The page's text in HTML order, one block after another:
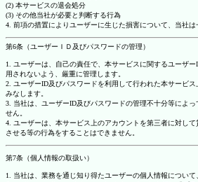
(2) 本サービスの退会処分
(3) その他当社が必要と判断する行為
4. 前項の措置によりユーザーに生じた損害について、当社は
第6条（ユーザーＩＤ及びパスワードの管理）
1. ユーザーは、自己の責任で、本サービスに関するユーザ
用されないよう、厳重に管理します。
2. ユーザーID及びパスワードを利用して行われた本サービ
みなします。
3. 当社は、ユーザーID及びパスワードの管理不十分等によ
せん。
4. ユーザーは、本サービス上のアカウントを第三者に対し
させる等の行為をすることはできません。
第7条（個人情報の取扱い）
1. 当社は、業務を通じ知り得たユーザーの個人情報につい